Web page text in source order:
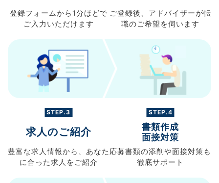
登録フォームから 1分ほどで
ご入力 いただけます
ご登録後、 アドバイザーが転
職のご希望を伺います
STEP.3
求人のご紹介
豊富な求人情報から、 あなた
に合った求人を ご紹介
STEP.4
書類作成
面接対策
応募書類の添削や面接対策も
徹底サポート